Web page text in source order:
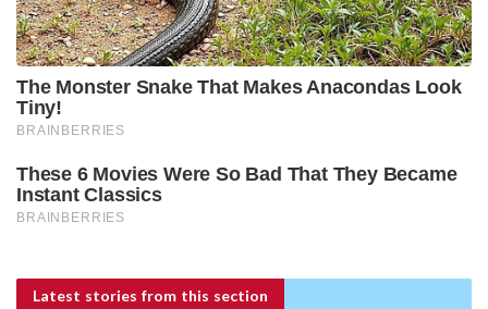
Latest stories from this section